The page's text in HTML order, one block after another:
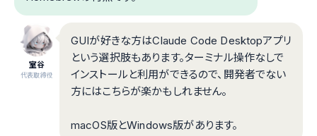
室谷
代表取締役
GUIが好きな方はClaude Code Desktopアプリ
という選択肢もあります。ターミナル操作なしで
インストールと利用ができるので、開発者でない
方にはこちらが楽かもしれません。
macOS版とWindows版があります。